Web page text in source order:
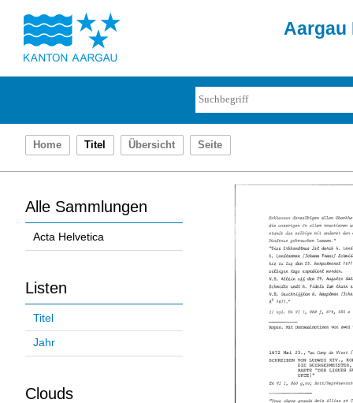
Aargau
Home Titel Übersicht Seite
Alle Sammlungen
Acta Helvetica
Listen
Titel
Jahr
Clouds